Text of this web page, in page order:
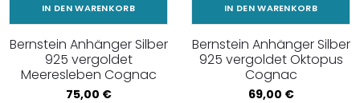
IN DEN WARENKORB
Bernstein Anhänger Silber
925 vergoldet
Meeresleben Cognac
75,00 €
IN DEN WARENKORB
Bernstein Anhänger Silber
925 vergoldet Oktopus
Cognac
69,00 €